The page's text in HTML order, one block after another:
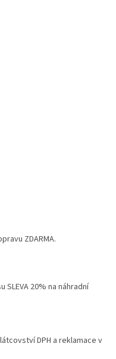
ZDARMA.
SLEVA 20% na náhradní
DPH a reklamace v